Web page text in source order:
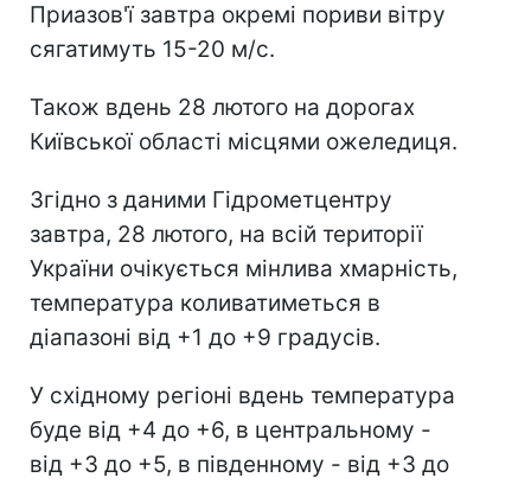
Приазов'ї завтра окремі пориви вітру
сягатимуть 15-20 м/с.
Також вдень 28 лютого на дорогах
Київської області місцями ожеледиця.
Згідно з даними Гідрометцентру
завтра, 28 лютого, на всій території
України очікується мінлива хмарність,
температура коливатиметься в
діапазоні від +1 до +9 градусів.
У східному регіоні вдень температура
буде від +4 до +6, в центральному -
від +3 до +5, в південному - від +3 до